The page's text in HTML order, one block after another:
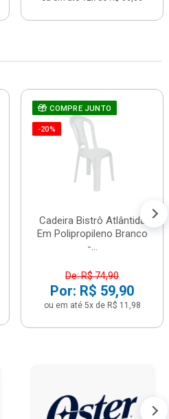
COMPRE JUNTO
-20%
Cadeira Bistrô Atlântida
Em Polipropileno Branco
-...
De: R$ 74,90
Por: R$ 59,90
ou em até 5x de R$ 11,98